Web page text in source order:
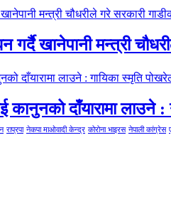
खानेपानी मन्त्री
कानुनको दाँयारामा लाउने
राप्रपा नेकपा माओवादी केन्द्र कोरोना भाइरस नेपाली कांग्रेस